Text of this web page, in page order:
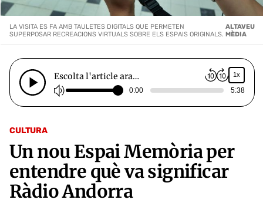
CULTURA
Un nou Espai Memòria per
entendre què va significar
Ràdio Andorra
LA VISITA ES FA AMB TAULETES DIGITALS QUE PERMETEN
SUPERPOSAR RECREACIONS VIRTUALS SOBRE ELS ESPAIS ORIGINALS.
ALTAVEU
MÈDIA
Escolta l'article ara… 1x
0:00 5:38